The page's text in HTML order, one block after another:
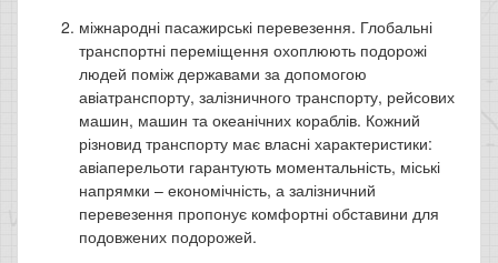
міжнародні пасажирські перевезення. Глобальні
транспортні переміщення охоплюють подорожі
людей поміж державами за допомогою
авіатранспорту, залізничного транспорту, рейсових
машин, машин та океанічних кораблів. Кожний
різновид транспорту має власні характеристики:
авіаперельоти гарантують моментальність, міські
напрямки – економічність, а залізничний
перевезення пропонує комфортні обставини для
подовжених подорожей.